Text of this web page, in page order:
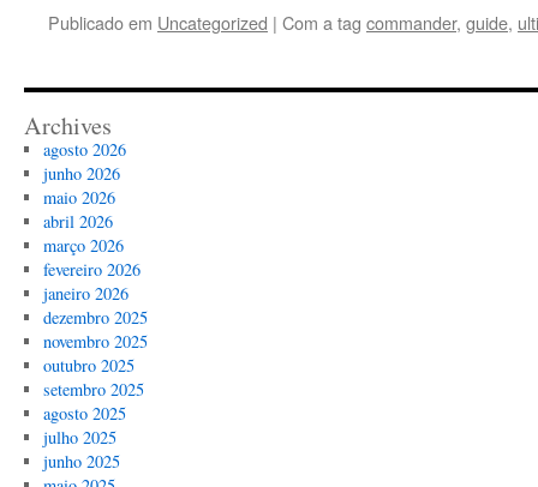
Publicado em Uncategorized | Com a tag commander, guide,
Archives
agosto 2026
junho 2026
maio 2026
abril 2026
março 2026
fevereiro 2026
janeiro 2026
dezembro 2025
novembro 2025
outubro 2025
setembro 2025
agosto 2025
julho 2025
junho 2025